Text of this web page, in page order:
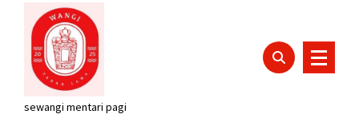
sewangi mentari pagi